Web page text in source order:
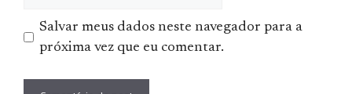
Salvar meus dados neste navegador para a
próxima vez que eu comentar.